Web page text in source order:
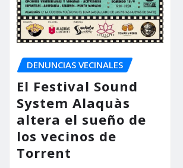
DENUNCIAS VECINALES
El Festival Sound
System Alaquàs
altera el sueño de
los vecinos de
Torrent